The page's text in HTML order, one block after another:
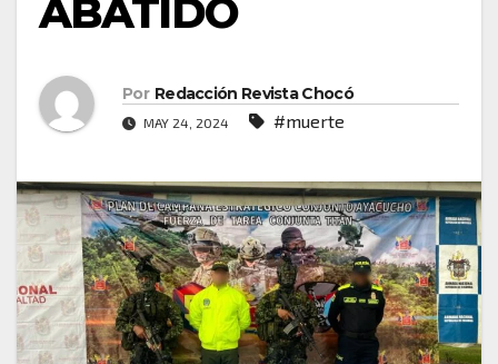
ABATIDO
Por Redacción Revista Chocó
MAY 24, 2024 #muerte